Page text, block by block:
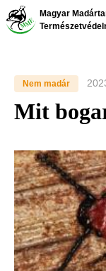
Ugrás
Magyar
Nem madár
Mit